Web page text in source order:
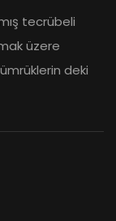
tecrübeli
üzere
deki